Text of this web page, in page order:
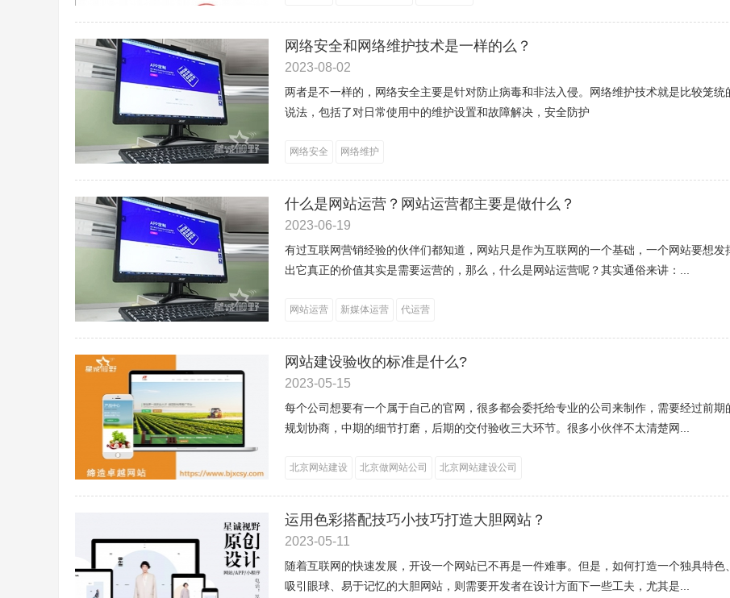
网络安全和网络维护技术是一样的么？
2023-08-02
两者是不一样的，网络安全主要是针对防止病毒和非法入侵。网络维护技术就是比较笼统
说法，包括了对日常使用中的维护设置和故障解决，安全防护
网络安全 网络维护
什么是网站运营？网站运营都主要是做什么？
2023-06-19
有过互联网营销经验的伙伴们都知道，网站只是作为互联网的一个基础，一个网站要想发
出它真正的价值其实是需要运营的，那么，什么是网站运营呢？其实通俗来讲：...
网站运营 新媒体运营 代运营
网站建设验收的标准是什么?
2023-05-15
每个公司想要有一个属于自己的官网，很多都会委托给专业的公司来制作，需要经过前期
规划协商，中期的细节打磨，后期的交付验收三大环节。很多小伙伴不太清楚网...
北京网站建设 北京做网站公司 北京网站建设公司
运用色彩搭配技巧小技巧打造大胆网站？
2023-05-11
随着互联网的快速发展，开设一个网站已不再是一件难事。但是，如何打造一个独具特色、
吸引眼球、易于记忆的大胆网站，则需要开发者在设计方面下一些工夫，尤其是...